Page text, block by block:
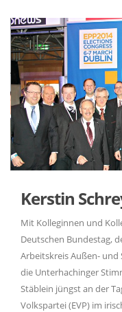
Kerstin
Mit Kolleginnen und
Deutschen Bundestag,
Arbeitskreis Außen-
die Unterhachinger
Stäblein jüngst an der
Volkspartei (EVP) im